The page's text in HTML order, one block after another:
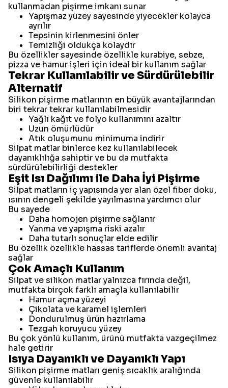
kullanmadan pişirme imkanı sunar
Yapışmaz yüzey sayesinde yiyecekler kolayca
ayrılır
Tepsinin kirlenmesini önler
Temizliği oldukça kolaydır
Bu özellikler sayesinde özellikle kurabiye, sebze,
pizza ve hamur işleri için ideal bir kullanım sağlar
Tekrar Kullanılabilir ve Sürdürülebilir
Alternatif
Silikon pişirme matlarının en büyük avantajlarından
biri tekrar tekrar kullanılabilmesidir
Yağlı kağıt ve folyo kullanımını azaltır
Uzun ömürlüdür
Atık oluşumunu minimuma indirir
Silpat matlar binlerce kez kullanılabilecek
dayanıklılığa sahiptir ve bu da mutfakta
sürdürülebilirliği destekler
Eşit Isı Dağılımı ile Daha İyi Pişirme
Silpat matların iç yapısında yer alan özel fiber doku,
ısının dengeli şekilde yayılmasına yardımcı olur
Bu sayede
Daha homojen pişirme sağlanır
Yanma ve yapışma riski azalır
Daha tutarlı sonuçlar elde edilir
Bu özellik özellikle hassas tariflerde önemli avantaj
sağlar
Çok Amaçlı Kullanım
Silpat ve silikon matlar yalnızca fırında değil,
mutfakta birçok farklı amaçla kullanılabilir
Hamur açma yüzeyi
Çikolata ve karamel işlemleri
Dondurulmuş ürün hazırlama
Tezgah koruyucu yüzey
Bu çok yönlü kullanım, ürünü mutfakta vazgeçilmez
hale getirir
Isıya Dayanıklı ve Dayanıklı Yapı
Silikon pişirme matları geniş sıcaklık aralığında
güvenle kullanılabilir